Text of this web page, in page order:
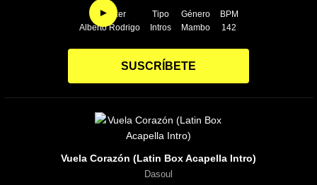
►
Remixer
Alberto Rodrigo
Tipo
Intros
Género
Mambo
BPM
142
SUSCRÍBETE
Vuela Corazón (Latin Box Acapella Intro)
Dasoul